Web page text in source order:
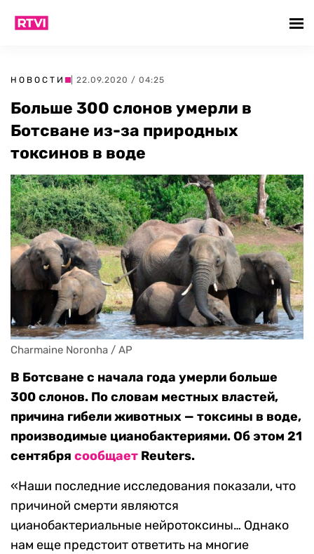
НОВОСТИ | 22.09.2020 / 04:25
Больше 300 слонов умерли в
Ботсване из-за природных
токсинов в воде
Charmaine Noronha / AP
В Ботсване с начала года умерли больше
300 слонов. По словам местных властей,
причина гибели животных — токсины в воде,
производимые цианобактериями. Об этом 21
сентября сообщает Reuters.
«Наши последние исследования показали, что
причиной смерти являются
цианобактериальные нейротоксины… Однако
нам еще предстоит ответить на многие